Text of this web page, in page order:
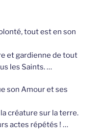
tout est en son
et gardienne de tout
les Saints. …
son Amour et ses
créature sur la terre.
actes répétés ! …